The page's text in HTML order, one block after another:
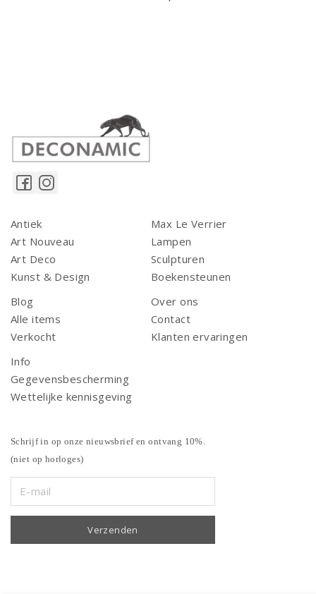
Antiek
Art Nouveau
Art Deco
Kunst & Design
Max Le Verrier
Lampen
Sculpturen
Boekensteunen
Blog
Alle items
Verkocht
Over ons
Contact
Klanten ervaringen
Info
Gegevensbescherming
Wettelijke kennisgeving
Schrijf in op onze nieuwsbrief en ontvang 10%.
(niet op horloges)